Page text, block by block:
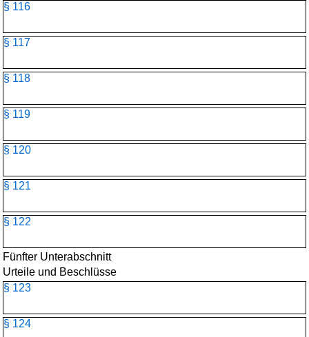
§ 116
§ 117
§ 118
§ 119
§ 120
§ 121
§ 122
Fünfter Unterabschnitt
Urteile und Beschlüsse
§ 123
§ 124